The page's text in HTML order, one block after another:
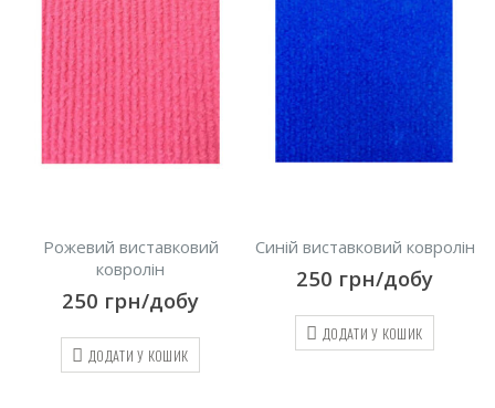
Рожевий виставковий
ковролін
250 грн/добу
ДОДАТИ У КОШИК
Синій виставковий ковролін
250 грн/добу
ДОДАТИ У КОШИК